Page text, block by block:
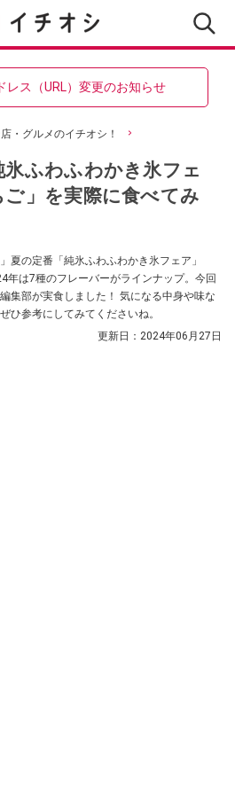
レス（URL）変更のお知らせ
・グルメのイチオシ！
氷ふわふわかき氷フェ
」を実際に食べてみ
夏の定番「純氷ふわふわかき氷フェア」
年は7種のフレーバーがラインナップ。今回
集部が実食しました！ 気になる中身や味な
ひ参考にしてみてくださいね。
更新日： 2024年06月27日